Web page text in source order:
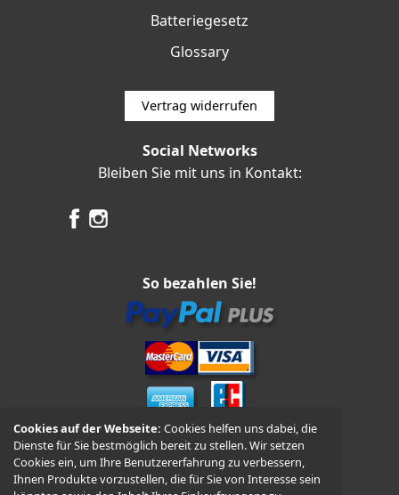
Cookies auf der Webseite:Cookies helfen uns dabei, die
Dienste für Sie bestmöglich bereit zu stellen. Wir setzen
Cookies ein, um Ihre Benutzererfahrung zu verbessern,
Ihnen Produkte vorzustellen, die für Sie von Interesse sein
Batteriegesetz
Glossary
Vertrag widerrufen
Social Networks
Bleiben Sie mit uns in Kontakt:
So bezahlen Sie!
Vorkasse und Nachnahme